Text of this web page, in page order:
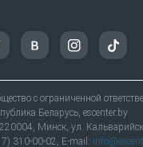
с ограниченной
Беларусь, escenter.by
Минск, ул.
310-00-02, E-mail: